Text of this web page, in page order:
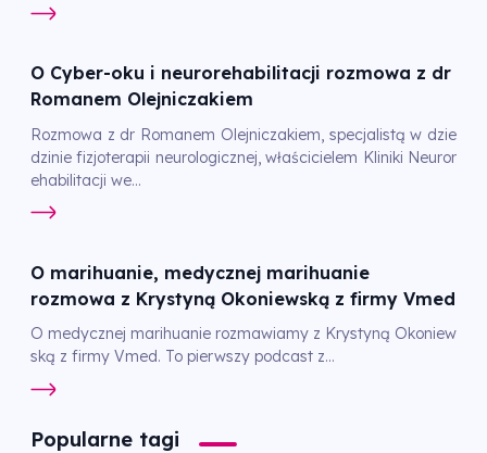
O Cyber-oku i neurorehabilitacji rozmowa z dr
Romanem Olejniczakiem
Rozmowa z dr Romanem Olejniczakiem, specjalistą w dzie
dzinie fizjoterapii neurologicznej, właścicielem Kliniki Neuror
ehabilitacji we...
O marihuanie, medycznej marihuanie
rozmowa z Krystyną Okoniewską z firmy Vmed
O medycznej marihuanie rozmawiamy z Krystyną Okoniew
ską z firmy Vmed. To pierwszy podcast z...
Popularne tagi